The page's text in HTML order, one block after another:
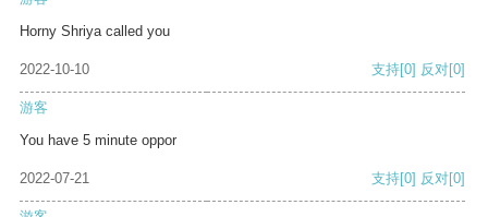
Horny Shriya called you
2022-10-10 支持[0] 反对[0]
游客
You have 5 minute oppor
2022-07-21 支持[0] 反对[0]